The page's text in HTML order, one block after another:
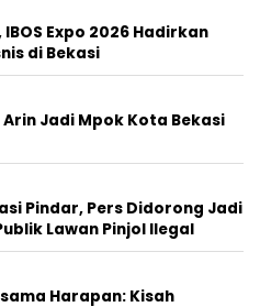
Expo 2026 Hadirkan
di Bekasi
Jadi Mpok Kota Bekasi
Pindar, Pers Didorong Jadi
Lawan Pinjol Ilegal
Harapan: Kisah